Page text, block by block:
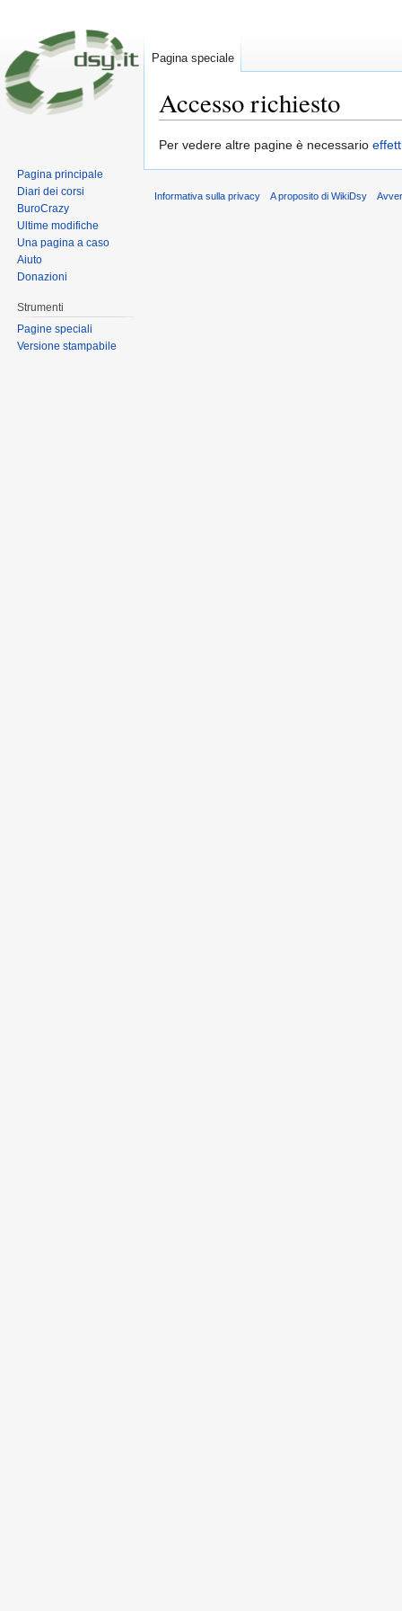
Accesso richiesto
Per vedere altre pagine è necessario
Pagina speciale
Pagina principale
Diari dei corsi
BuroCrazy
Ultime modifiche
Una pagina a caso
Aiuto
Donazioni
Strumenti
Pagine speciali
Versione stampabile
Informativa sulla privacy A proposito di WikiDsy